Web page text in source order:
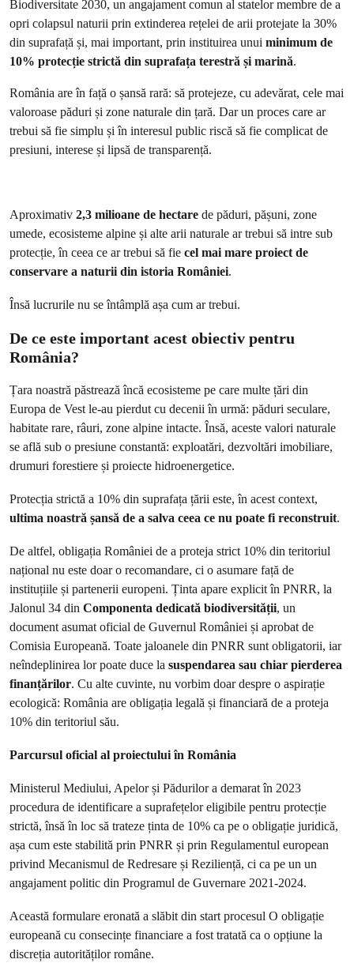
Biodiversitate 2030, un angajament comun al statelor membre de a
opri colapsul naturii prin extinderea rețelei de arii protejate la 30%
din suprafață și, mai important, prin instituirea unui minimum de
10% protecție strictă din suprafața terestră și marină.
România are în față o șansă rară: să protejeze, cu adevărat, cele mai
valoroase păduri și zone naturale din țară. Dar un proces care ar
trebui să fie simplu și în interesul public riscă să fie complicat de
presiuni, interese și lipsă de transparență.
Aproximativ 2,3 milioane de hectare de păduri, pășuni, zone
umede, ecosisteme alpine și alte arii naturale ar trebui să intre sub
protecție, în ceea ce ar trebui să fie cel mai mare proiect de
conservare a naturii din istoria României.
Însă lucrurile nu se întâmplă așa cum ar trebui.
De ce este important acest obiectiv pentru
România?
Țara noastră păstrează încă ecosisteme pe care multe țări din
Europa de Vest le-au pierdut cu decenii în urmă: păduri seculare,
habitate rare, râuri, zone alpine intacte. Însă, aceste valori naturale
se află sub o presiune constantă: exploatări, dezvoltări imobiliare,
drumuri forestiere și proiecte hidroenergetice.
Protecția strictă a 10% din suprafața țării este, în acest context,
ultima noastră șansă de a salva ceea ce nu poate fi reconstruit.
De altfel, obligația României de a proteja strict 10% din teritoriul
național nu este doar o recomandare, ci o asumare față de
instituțiile și partenerii europeni. Ținta apare explicit în PNRR, la
Jalonul 34 din Componenta dedicată biodiversității, un
document asumat oficial de Guvernul României și aprobat de
Comisia Europeană. Toate jaloanele din PNRR sunt obligatorii, iar
neîndeplinirea lor poate duce la suspendarea sau chiar pierderea
finanțărilor. Cu alte cuvinte, nu vorbim doar despre o aspirație
ecologică: România are obligația legală și financiară de a proteja
10% din teritoriul său.
Parcursul oficial al proiectului în România
Ministerul Mediului, Apelor și Pădurilor a demarat în 2023
procedura de identificare a suprafețelor eligibile pentru protecție
strictă, însă în loc să trateze ținta de 10% ca pe o obligație juridică,
așa cum este stabilită prin PNRR și prin Regulamentul european
privind Mecanismul de Redresare și Reziliență, ci ca pe un un
angajament politic din Programul de Guvernare 2021-2024.
Această formulare eronată a slăbit din start procesul O obligație
europeană cu consecințe financiare a fost tratată ca o opțiune la
discreția autorităților române.